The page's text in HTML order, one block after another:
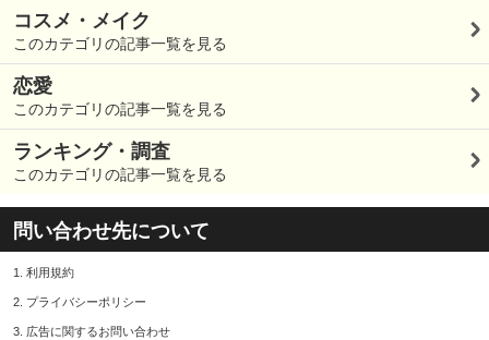
コスメ・メイク
このカテゴリの記事一覧を見る
恋愛
このカテゴリの記事一覧を見る
ランキング・調査
このカテゴリの記事一覧を見る
問い合わせ先について
1. 利用規約
2. プライバシーポリシー
3. 広告に関するお問い合わせ